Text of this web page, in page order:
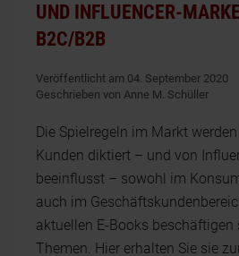
UND INFLUENCER-
B2C/B2B
Veröffentlicht am 04. September 2020
Geschrieben von Anne M. Schüller
Die Spielregeln im Markt
Kunden diktiert – und von
beeinflusst – sowohl im
auch im
aktuellen E-Books
Themen. Hier erhalten Sie sie